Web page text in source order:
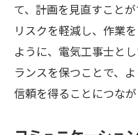
て、計画を見直すこと
リスクを軽減し、作業
ように、電気工事士と
ランスを保つことで、
信頼を得ることにつなが